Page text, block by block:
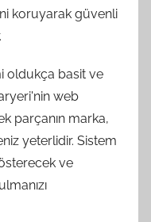
koruyarak güvenli
oldukça basit ve
web
parçanın marka,
yeterlidir. Sistem
ve